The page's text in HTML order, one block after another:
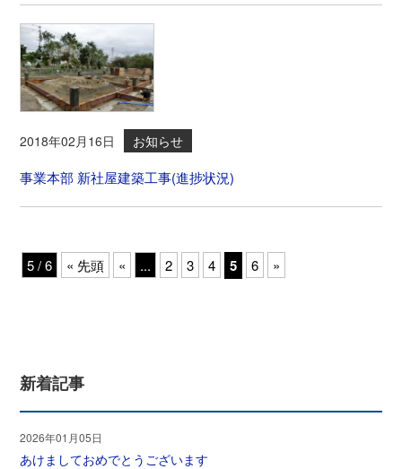
2018年02月16日 お知らせ
事業本部 新社屋建築工事(進捗状況)
5 / 6 « 先頭 « ... 2 3 4 5 6 »
新着記事
2026年01月05日
あけましておめでとうございます